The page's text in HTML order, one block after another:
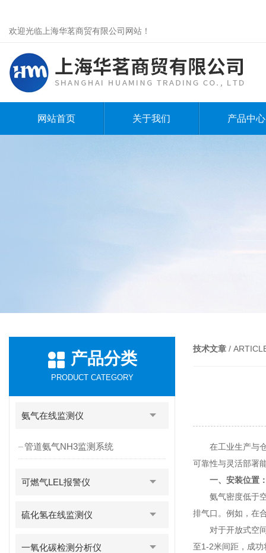
欢迎光临上海华茗商贸有限公司网站！
网站首页 关于我们 产品中心
产品分类
PRODUCT CATEGORY
氨气在线监测仪
管道氨气NH3监测系统
可燃气LEL报警仪
硫化氢在线监测仪
一氧化碳检测分析仪
技术文章 /
在工业生产与仓
可靠性与灵活部署
一、安装位置
氨气密度低于空
排气口。例如，在
对于开放式空间
至1-2米间距，成